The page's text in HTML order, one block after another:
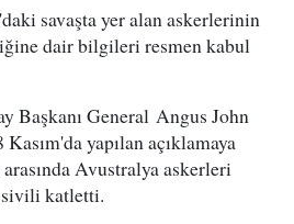
savaşta yer alan askerlerinin
dair bilgileri resmen kabul
Başkanı General Angus John
yapılan açıklamaya
Avustralya askerleri
sivili katletti.